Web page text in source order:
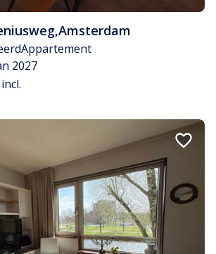
,Amsterdam
Appartement
2027